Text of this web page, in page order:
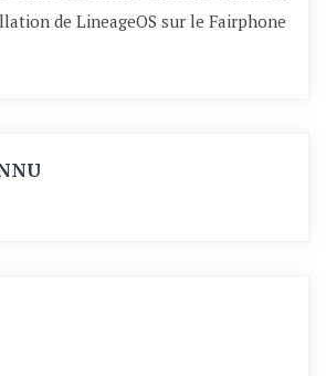
de LineageOS sur le Fairphone